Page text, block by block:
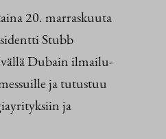
20. marraskuuta
Stubb
Dubain ilmailu-
ja tutustuu
ja